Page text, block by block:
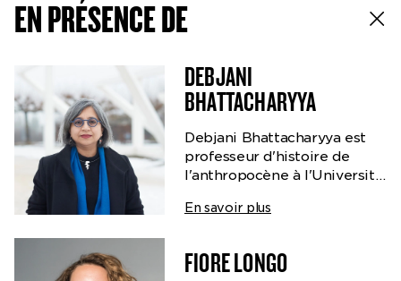
EN PRÉSENCE DE
DEBJANI
BHATTACHARYYA
Debjani Bhattacharyya est
professeur d'histoire de
l'anthropocène à l'Université
est chercheuse au Center for
à l'Université de
Pennsylvanie. Avant de
En savoir plus
FIORE LONGO